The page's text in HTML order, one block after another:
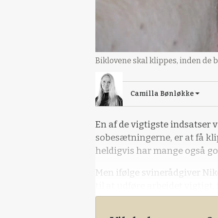
Biklovene skal klippes, inden de
Camilla Bønløkke
En af de vigtigste indsatser
sobesætningerne, er at få
heldigvis har mange også
Men ifølge svinerådgiver
kvalitet i arbejdet.